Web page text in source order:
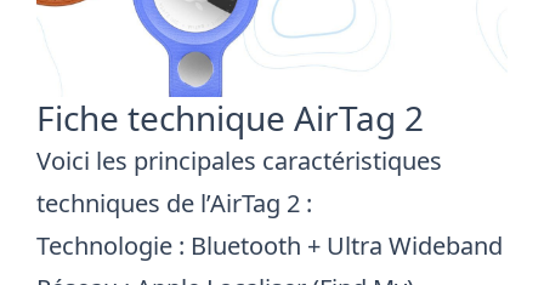
Fiche technique AirTag 2
Voici les principales caractéristiques
techniques de l’AirTag 2 :
Technologie : Bluetooth + Ultra Wideband